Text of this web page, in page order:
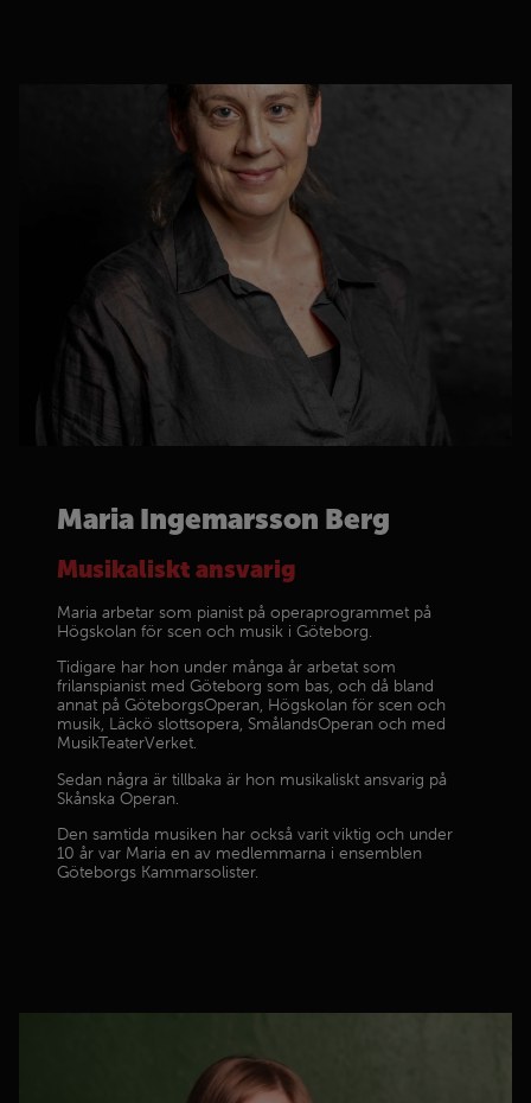
Maria Ingemarsson Berg
Musikaliskt ansvarig
Maria arbetar som pianist på operaprogrammet på
Högskolan för scen och musik i Göteborg.
Tidigare har hon under många år arbetat som
frilanspianist med Göteborg som bas, och då bland
annat på GöteborgsOperan, Högskolan för scen och
musik, Läckö slottsopera, SmålandsOperan och med
MusikTeaterVerket.
Sedan några är tillbaka är hon musikaliskt ansvarig på
Skånska Operan.
Den samtida musiken har också varit viktig och under
10 år var Maria en av medlemmarna i ensemblen
Göteborgs Kammarsolister.